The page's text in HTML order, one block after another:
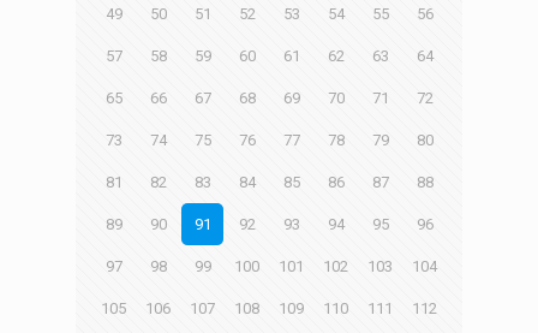
49 50 51 52 53 54 55 56
57 58 59 60 61 62 63 64
65 66 67 68 69 70 71 72
73 74 75 76 77 78 79 80
81 82 83 84 85 86 87 88
89 90 91 92 93 94 95 96
97 98 99 100 101 102 103 104
105 106 107 108 109 110 111 112